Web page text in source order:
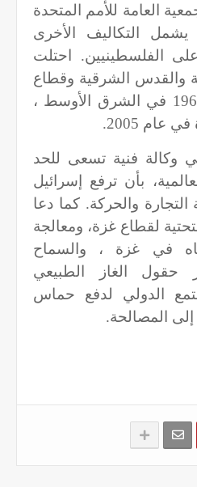
العامة للأمم المتحدة
التكاليف الأخرى
على الفلسطينيين. احتلت
والقدس الشرقية وقطاع
غزة في حرب عام 1967 في الشرق الأوسط ،
2005.
وكالة فنية تسعى للحد
بأن ترفع إسرائيل
التجارة والحركة. كما دعا
لقطاع غزة، ومعالجة
في غزة ، والسماح
حقول الغاز الطبيعي
الدولي لدفع حماس
المصالحة.